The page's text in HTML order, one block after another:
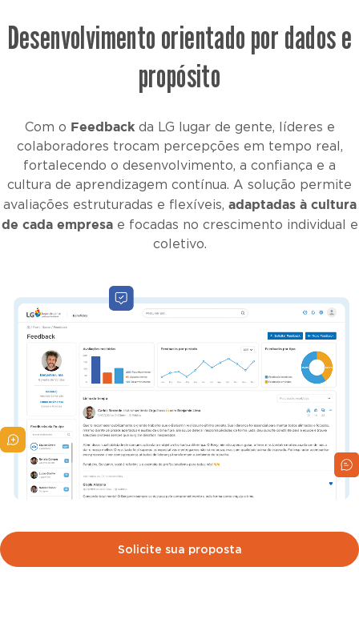
Desenvolvimento orientado por dados e
propósito
Com o Feedbackda LG lugar de gente, líderes e
colaboradores trocam percepções em tempo real,
fortalecendo o desenvolvimento, a confiança e a
cultura de aprendizagem contínua. A solução permite
avaliações estruturadas e flexíveis, adaptadas à cultura
de cada empresae focadas no crescimento individual e
coletivo.
Solicite sua proposta